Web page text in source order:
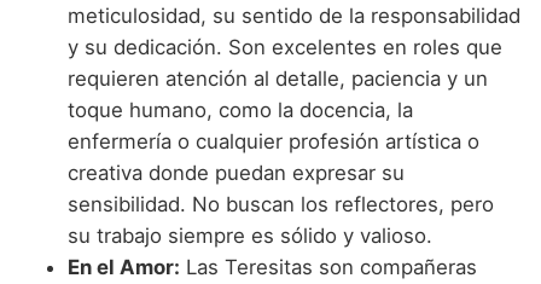
meticulosidad, su sentido de la responsabilidad
y su dedicación. Son excelentes en roles que
requieren atención al detalle, paciencia y un
toque humano, como la docencia, la
enfermería o cualquier profesión artística o
creativa donde puedan expresar su
sensibilidad. No buscan los reflectores, pero
su trabajo siempre es sólido y valioso.
En el Amor: Las Teresitas son compañeras